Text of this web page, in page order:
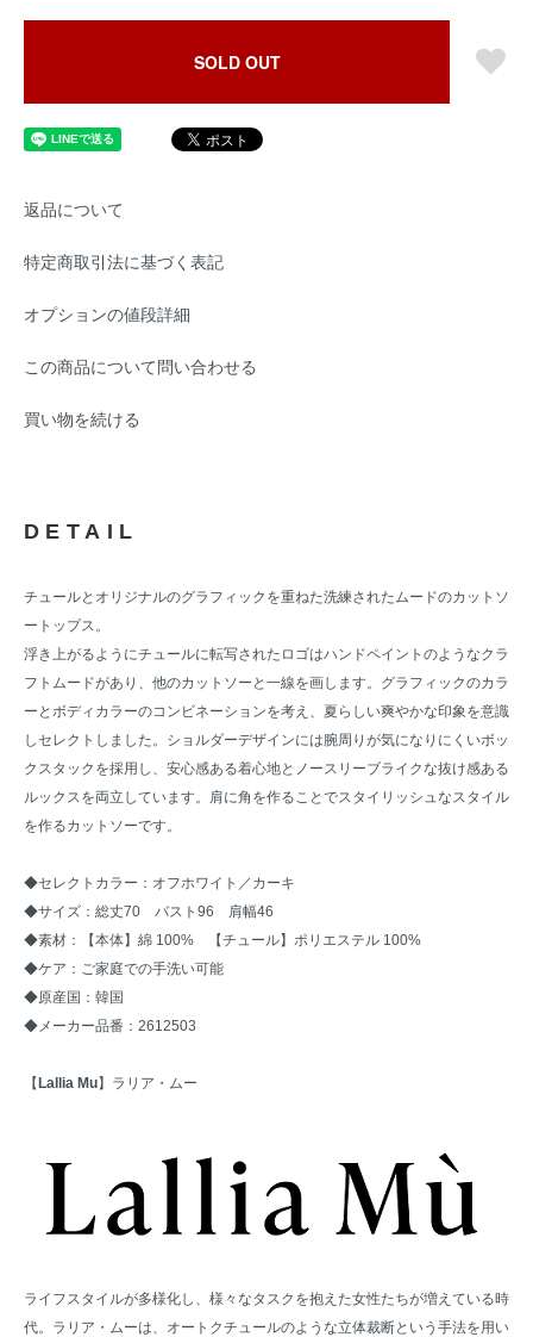
SOLD OUT
返品について
特定商取引法に基づく表記
オプションの値段詳細
この商品について問い合わせる
買い物を続ける
DETAIL
チュールとオリジナルのグラフィックを重ねた洗練されたムードのカットソ
ートップス。
浮き上がるようにチュールに転写されたロゴはハンドペイントのようなクラ
フトムードがあり、他のカットソーと一線を画します。グラフィックのカラ
ーとボディカラーのコンビネーションを考え、夏らしい爽やかな印象を意識
しセレクトしました。ショルダーデザインには腕周りが気になりにくいボッ
クスタックを採用し、安心感ある着心地とノースリーブライクな抜け感ある
ルックスを両立しています。肩に角を作ることでスタイリッシュなスタイル
を作るカットソーです。
◆セレクトカラー：オフホワイト／カーキ
◆サイズ：総丈70 バスト96 肩幅46
◆素材：【本体】綿 100% 【チュール】ポリエステル 100%
◆ケア：ご家庭での手洗い可能
◆原産国：韓国
◆メーカー品番：2612503
【 Lallia Mu】ラリア・ムー
ライフスタイルが多様化し、様々なタスクを抱えた女性たちが増えている時
代。ラリア・ムーは、オートクチュールのような立体裁断という手法を用い